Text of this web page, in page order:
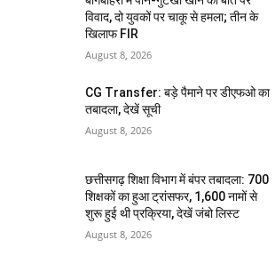
विवाद, दो युवकों पर चाकू से हमला; तीन के
खिलाफ FIR
August 8, 2026
CG Transfer: बड़े पैमाने पर डीएफओ का
तबादला, देखें सूची
August 8, 2026
छत्तीसगढ़ शिक्षा विभाग में बंपर तबादला: 700
शिक्षकों का हुआ ट्रांसफर, 1,600 नामों से
शुरू हुई थी प्रक्रिया, देखें जंबो लिस्ट
August 8, 2026